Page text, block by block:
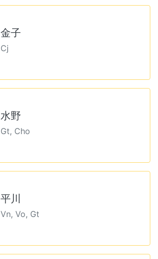
金子
Cj
水野
Gt, Cho
平川
Vn, Vo, Gt